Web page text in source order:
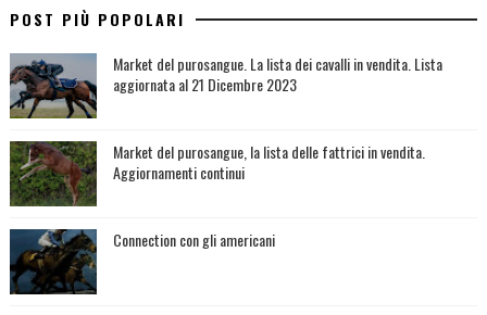
POST PIÙ POPOLARI
Market del purosangue. La lista dei cavalli in vendita. Lista
aggiornata al 21 Dicembre 2023
Market del purosangue, la lista delle fattrici in vendita.
Aggiornamenti continui
Connection con gli americani